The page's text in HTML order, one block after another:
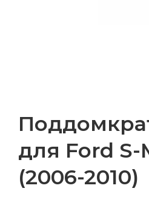
для Ford S-
(2006-2010)